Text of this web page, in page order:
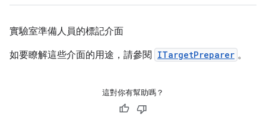
實驗室準備人員的標記介面
如要瞭解這些介面的用途，請參閱
ITargetPreparer 。
這對你有幫助嗎？